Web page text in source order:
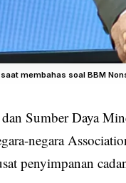
membahas soal BBM
Sumber Daya
negara
penyimpanan